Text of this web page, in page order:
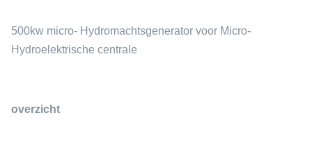
500kw micro- Hydromachtsgenerator voor Micro-
Hydroelektrische centrale
overzicht